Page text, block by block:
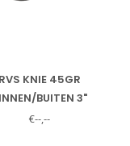
RVS KNIE 45GR
BUITEN 3"
€--,--